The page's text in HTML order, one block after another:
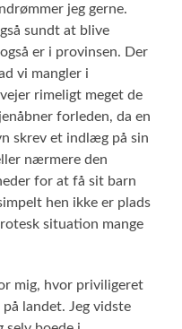
jeg gerne.
sundt at blive
er i provinsen. Der
vi mangler i
rimeligt meget de
forleden, da en
skrev et indlæg på sin
nærmere den
for at få sit barn
hen ikke er plads
situation mange
mig, hvor priviligeret
landet. Jeg vidste